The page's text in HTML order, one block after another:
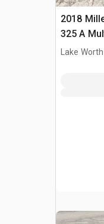
2018
325 A
Lake